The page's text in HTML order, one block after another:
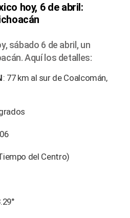
hoy, 6 de abril:
sábado 6 de abril, un
Aquí los detalles:
: 77 km al sur de Coalcomán,
del Centro)